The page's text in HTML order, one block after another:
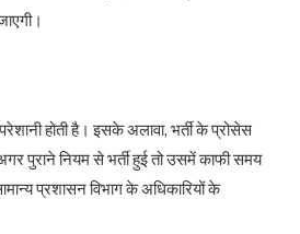
होती है। इसके अलावा, भर्ती के प्रोसेस
पुराने नियम से भर्ती हुई तो उसमें काफी समय
प्रशासन विभाग के अधिकारियों के